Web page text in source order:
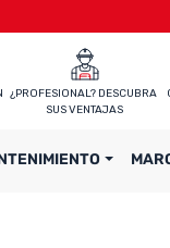
¿PROFESIONAL? DESCUBRA
SUS VENTAJAS